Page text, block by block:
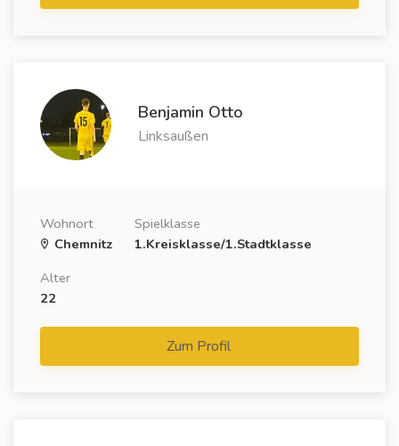
Benjamin Otto
Linksaußen
Wohnort
Chemnitz
Spielklasse
1.Kreisklasse/1.Stadtklasse
Alter
22
Zum Profil